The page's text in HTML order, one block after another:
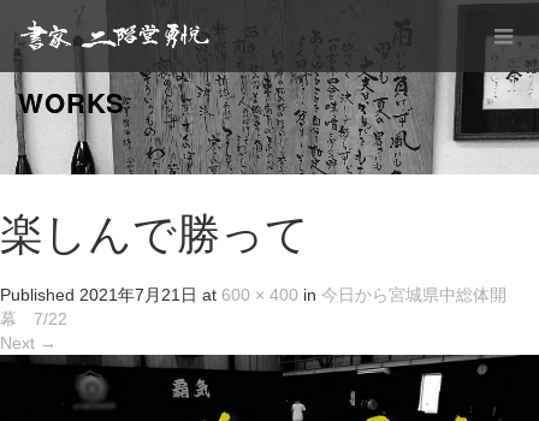
WORKS
楽しんで勝って
Published 2021年7月21日 at 600 × 400 in 今日から宮城県中総体開
幕 7/22
Next →